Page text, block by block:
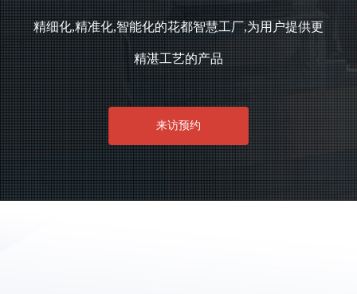
精细化,精准化,智能化的花都智慧工厂,为用户提供更
精湛工艺的产品
来访预约